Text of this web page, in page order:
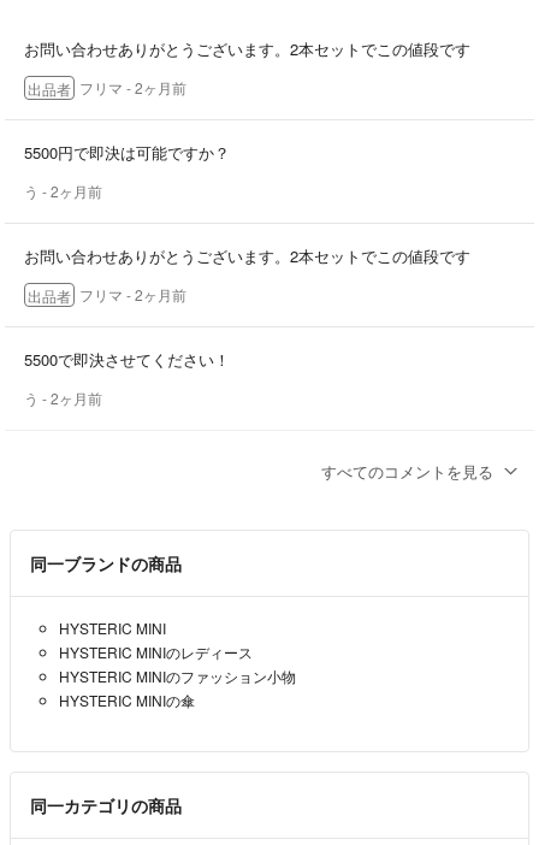
即決を条件とした値下げ交渉
お問い合わせありがとうございます。2本セットでこの値段です
出品者 フリマ - 2ヶ月前
5500円で即決は可能ですか？
う - 2ヶ月前
お問い合わせありがとうございます。2本セットでこの値段です
出品者 フリマ - 2ヶ月前
5500で即決させてください！
う - 2ヶ月前
すべてのコメントを見る
同一ブランドの商品
HYSTERIC MINI
HYSTERIC MINIのレディース
HYSTERIC MINIのファッション小物
HYSTERIC MINIの傘
同一カテゴリの商品